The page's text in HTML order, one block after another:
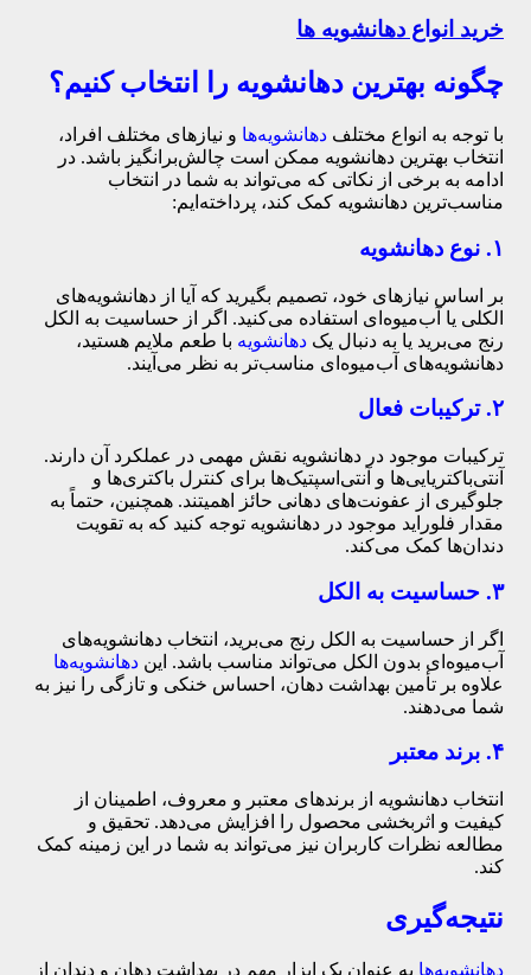
خرید انواع دهانشویه ها
چگونه بهترین دهانشویه را انتخاب کنیم؟
با توجه به انواع مختلف دهانشویه‌ها و نیازهای مختلف افراد،
انتخاب بهترین دهانشویه ممکن است چالش‌برانگیز باشد. در
ادامه به برخی از نکاتی که می‌تواند به شما در انتخاب
مناسب‌ترین دهانشویه کمک کند، پرداخته‌ایم:
۱. نوع دهانشویه
بر اساس نیازهای خود، تصمیم بگیرید که آیا از دهانشویه‌های
الکلی یا آب‌میوه‌ای استفاده می‌کنید. اگر از حساسیت به الکل
رنج می‌برید یا به دنبال یک دهانشویه با طعم ملایم هستید،
دهانشویه‌های آب‌میوه‌ای مناسب‌تر به نظر می‌آیند.
۲. ترکیبات فعال
ترکیبات موجود در دهانشویه نقش مهمی در عملکرد آن دارند.
آنتی‌باکتریایی‌ها و آنتی‌اسپتیک‌ها برای کنترل باکتری‌ها و
جلوگیری از عفونت‌های دهانی حائز اهمیتند. همچنین، حتماً به
مقدار فلوراید موجود در دهانشویه توجه کنید که به تقویت
دندان‌ها کمک می‌کند.
۳. حساسیت به الکل
اگر از حساسیت به الکل رنج می‌برید، انتخاب دهانشویه‌های
آب‌میوه‌ای بدون الکل می‌تواند مناسب باشد. این دهانشویه‌ها
علاوه بر تأمین بهداشت دهان، احساس خنکی و تازگی را نیز به
شما می‌دهند.
۴. برند معتبر
انتخاب دهانشویه از برندهای معتبر و معروف، اطمینان از
کیفیت و اثربخشی محصول را افزایش می‌دهد. تحقیق و
مطالعه نظرات کاربران نیز می‌تواند به شما در این زمینه کمک
کند.
نتیجه‌گیری
دهانشویه‌ها به عنوان یک ابزار مهم در بهداشت دهان و دندان از